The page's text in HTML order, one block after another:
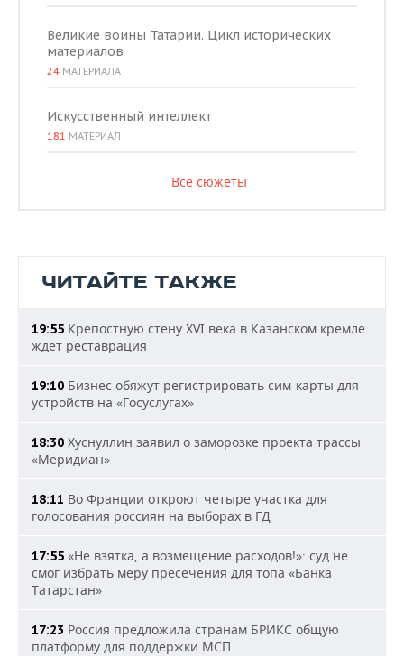
Великие воины Татарии. Цикл исторических
материалов
24 МАТЕРИАЛА
Искусственный интеллект
181 МАТЕРИАЛ
Все сюжеты
ЧИТАЙТЕ ТАКЖЕ
19:55 Крепостную стену XVI века в Казанском кремле
ждет реставрация
19:10 Бизнес обяжут регистрировать сим-карты для
устройств на «Госуслугах»
18:30 Хуснуллин заявил о заморозке проекта трассы
«Меридиан»
18:11 Во Франции откроют четыре участка для
голосования россиян на выборах в ГД
17:55 «Не взятка, а возмещение расходов!»: суд не
смог избрать меру пресечения для топа «Банка
Татарстан»
17:23 Россия предложила странам БРИКС общую
платформу для поддержки МСП